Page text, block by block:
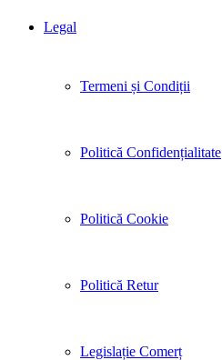
Legal
Termeni și Condiții
Politică Confidențialitate
Politică Cookie
Politică Retur
Legislație Comerț